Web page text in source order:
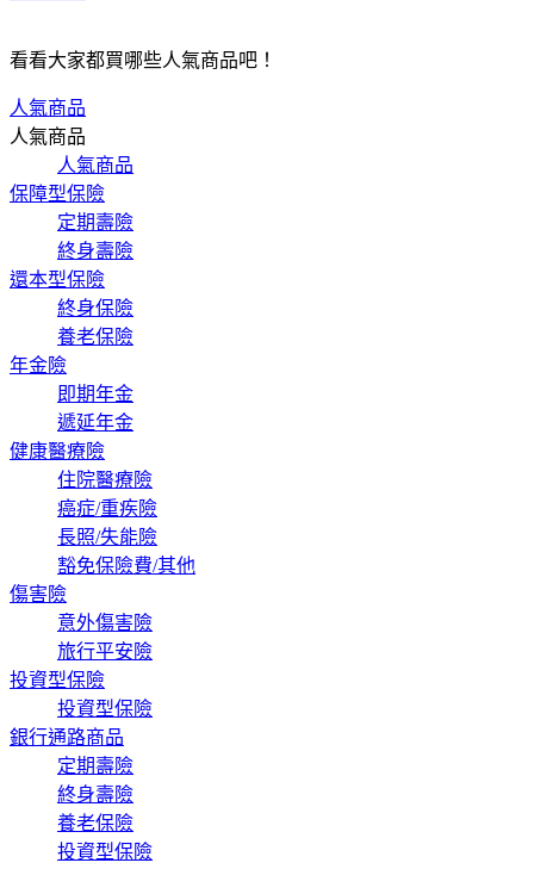
看看大家都買哪些人氣商品吧！
人氣商品
人氣商品
人氣商品
保障型保險
定期壽險
終身壽險
還本型保險
終身保險
養老保險
年金險
即期年金
遞延年金
健康醫療險
住院醫療險
癌症/重疾險
長照/失能險
豁免保險費/其他
傷害險
意外傷害險
旅行平安險
投資型保險
投資型保險
銀行通路商品
定期壽險
終身壽險
養老保險
投資型保險